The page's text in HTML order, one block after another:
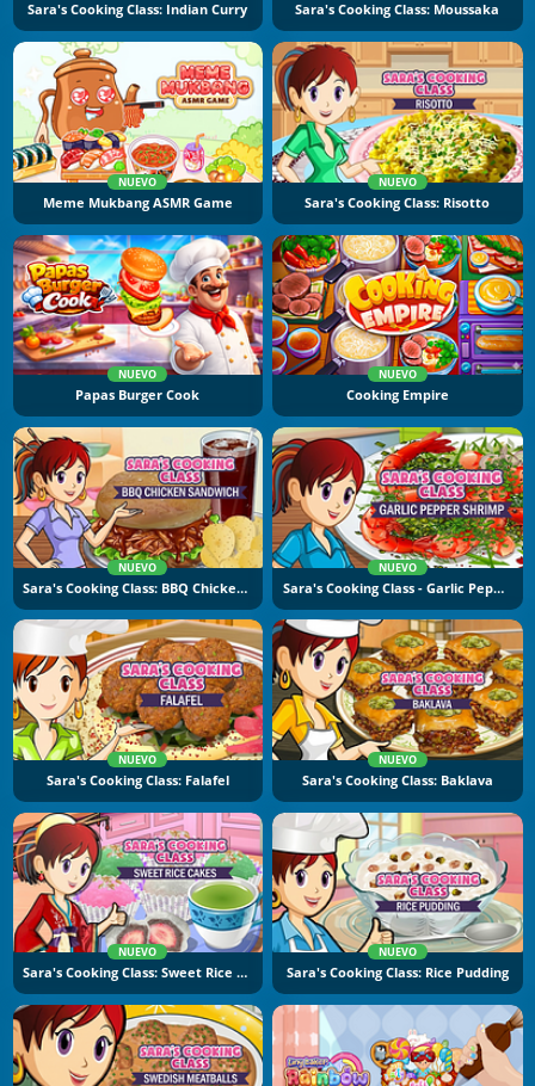
Sara's Cooking Class: Indian Curry Sara's Cooking Class: Moussaka
NUEVO
Meme Mukbang ASMR Game
NUEVO
Sara's Cooking Class: Risotto
NUEVO
Papas Burger Cook
NUEVO
Cooking Empire
NUEVO
Sara's Cooking Class: BBQ Chicken Sandwich
NUEVO
Sara's Cooking Class - Garlic Pepper Shrimp
NUEVO
Sara's Cooking Class: Falafel
NUEVO
Sara's Cooking Class: Baklava
NUEVO
Sara's Cooking Class: Sweet Rice Cakes
NUEVO
Sara's Cooking Class: Rice Pudding